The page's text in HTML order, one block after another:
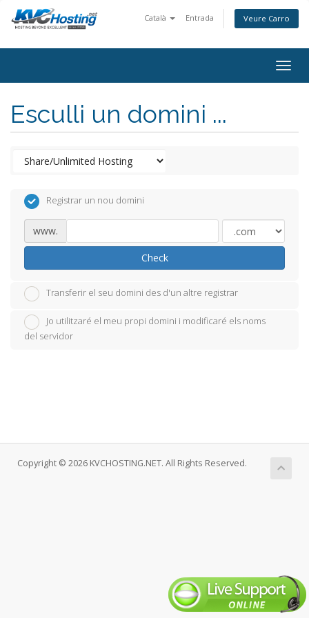
Català Entrada Veure Carro
Esculli un domini ...
Registrar un nou domini
www.
Check
Transferir el seu domini des d'un altre registrar
Jo utilitzaré el meu propi domini i modificaré els noms
del servidor
Copyright © 2026 KVCHOSTING.NET. All Rights Reserved.